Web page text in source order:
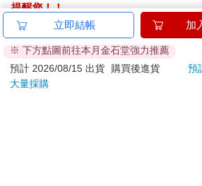
提醒您！！
金石堂及銀行均不會請您操作ATM! 如接
ATM提款機，請不要聽從指示，以免受
退換貨須知：
**提醒您，鑑賞期不等於試用期，退回商
立即結帳 加
※ 下方點圖前往本月金石堂強力推薦
預計 2026/08/15 出貨
購買後進貨 預
大量採購